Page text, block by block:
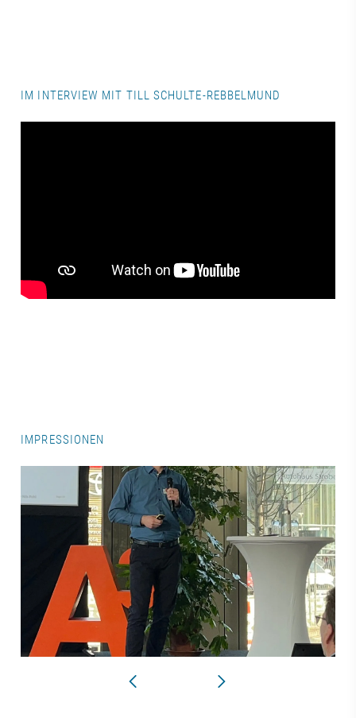
IM INTERVIEW MIT TILL SCHULTE-REBBELMUND
IMPRESSIONEN